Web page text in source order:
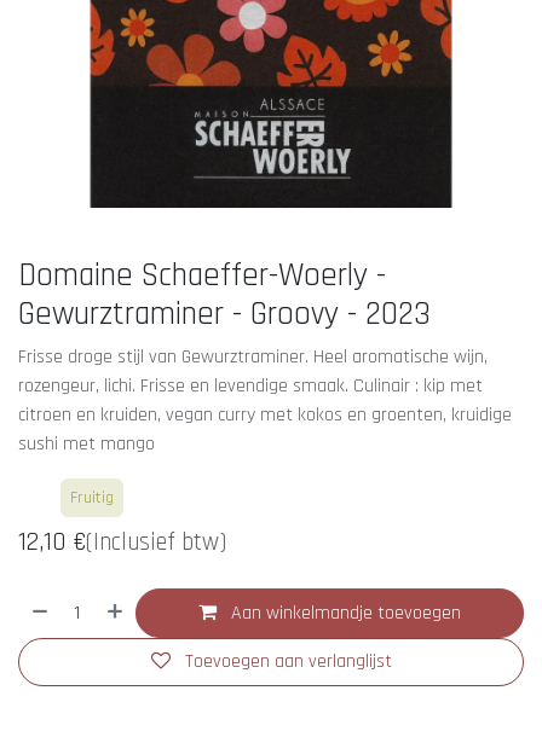
Domaine Schaeffer-Woerly -
Gewurztraminer - Groovy - 2023
Frisse droge stijl van Gewurztraminer. Heel aromatische wijn,
rozengeur, lichi. Frisse en levendige smaak. Culinair : kip met
citroen en kruiden, vegan curry met kokos en groenten, kruidige
sushi met mango
Fruitig
12,10 €(Inclusief btw)
Aan winkelmandje toevoegen
Toevoegen aan verlanglijst